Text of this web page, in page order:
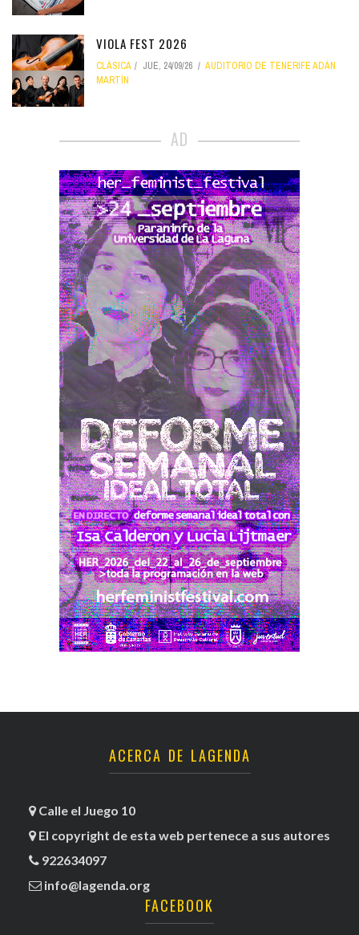
VIOLA FEST 2026
CLÁSICA JUE, 24/09/26
AUDITORIO DE TENERIFE ADÁN
MARTÍN
AD
ACERCA DE LAGENDA
Calle el Juego 10
El copyright de esta web pertenece a sus autores
922634097
info@lagenda.org
FACEBOOK